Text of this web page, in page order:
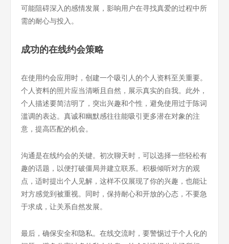
可能阻碍深入的感情发展，影响用户在寻找真爱的过程中所
需的耐心与投入。
成功的在线约会策略
在使用约会应用时，创建一个吸引人的个人资料至关重要。
个人资料的照片应当清晰且自然，展示真实的自我。此外，
个人描述要简洁明了，突出兴趣和个性，避免使用过于陈词
滥调的表达。真诚和幽默感往往能吸引更多潜在对象的注
意，提高匹配的机会。
沟通是在线约会的关键。初次聊天时，可以选择一些轻松有
趣的话题，以便打破僵局并建立联系。积极倾听对方的观
点，适时提出个人见解，这样不仅展现了你的兴趣，也能让
对方感觉到被重视。同时，保持耐心和开放的心态，不要急
于求成，让关系自然发展。
最后，确保安全和隐私。在线交流时，要警惕过于个人化的